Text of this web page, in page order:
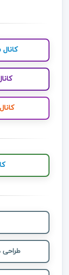
طراحی